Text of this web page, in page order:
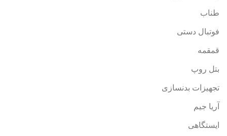
طناب
فوتبال دستی
قمقمه
بتل روپ
تجهیزات بدنسازی
آریا جیم
ایستگاهی